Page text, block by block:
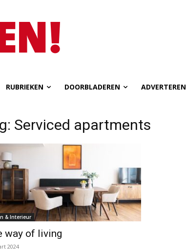
RUBRIEKEN DOORBLADEREN ADVERTEREN
Serviced apartments
& Interieur
way of living
2024